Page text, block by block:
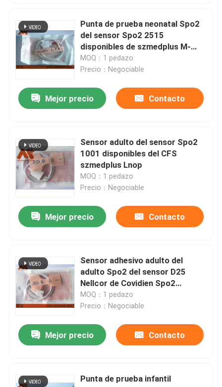
Contacto
noticias
Cable paciente de ECG
sensor de spo2 reutilizable
Sensor disponible spo2
Cable de extensión Spo2
Electrodo del ECG
Manguera de NIBP
Cable de IBP
Punta de prueba neonatal Spo2
del sensor Spo2 2515
disponibles de szmedplus M-
LNCS
MOQ：1 pedazo
Precio：Negociable
Mejor precio Contacto
Sensor adulto del sensor Spo2
1001 disponibles del CFS
szmedplus Lnop
MOQ：1 pedazo
Precio：Negociable
Mejor precio Contacto
Sensor adhesivo adulto del
adulto Spo2 del sensor D25
Nellcor de Covidien Spo2
disponible
MOQ：1 pedazo
Precio：Negociable
Mejor precio Contacto
Punta de prueba infantil